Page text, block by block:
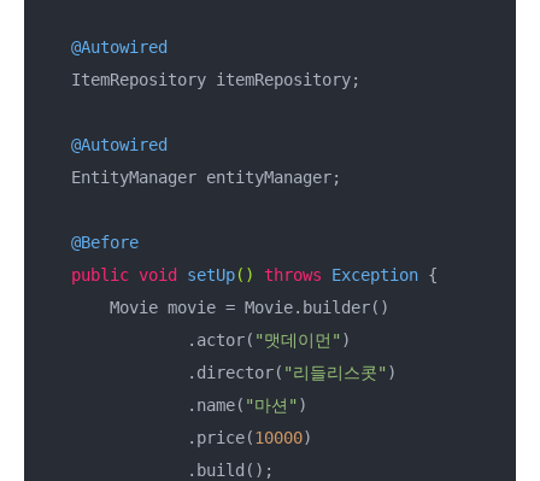
@Autowired
    ItemRepository itemRepository;
@Autowired
    EntityManager entityManager;
@Before
public void setUp() throws Exception {
        Movie movie = Movie.builder()
                .actor(
"맷데이먼" )
                .director(
"리들리스콧" )
                .name(
"마션" )
                .price(
10000)
                .build();